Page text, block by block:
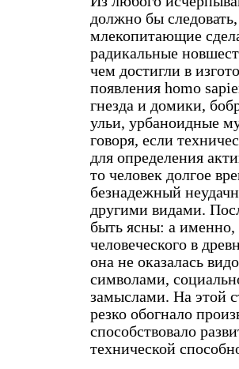
должно бы
млекопитающие
радикальные
чем достигли в
появления homo
гнезда и домики,
ульи, урбаноидные
говоря, если
для определения
то человек долгое
безнадежный
другими видами.
быть ясны: а
человеческого в
она не оказалась
символами,
замыслами. На этой
резко обогнало
способствовало
технической